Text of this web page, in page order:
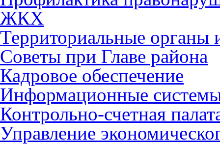
ЖКХ
Территориальные органы
Советы при Главе района
Кадровое обеспечение
Информационные
Контрольно-счетная
Управление